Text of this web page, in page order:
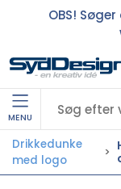
OBS!
MENU
Drikkedunke
med logo